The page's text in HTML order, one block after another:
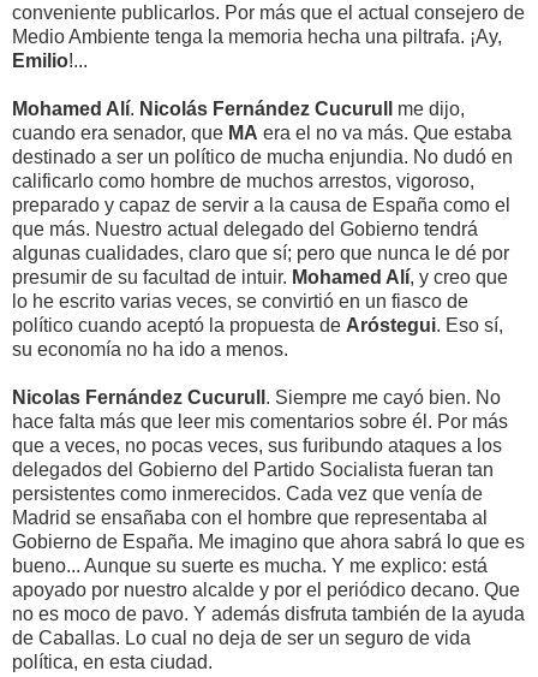
conveniente publicarlos. Por más que el actual consejero de
Medio Ambiente tenga la memoria hecha una piltrafa. ¡Ay,
Emilio!...
Mohamed Alí. Nicolás Fernández Cucurull me dijo,
cuando era senador, que MA era el no va más. Que estaba
destinado a ser un político de mucha enjundia. No dudó en
calificarlo como hombre de muchos arrestos, vigoroso,
preparado y capaz de servir a la causa de España como el
que más. Nuestro actual delegado del Gobierno tendrá
algunas cualidades, claro que sí; pero que nunca le dé por
presumir de su facultad de intuir. Mohamed Alí, y creo que
lo he escrito varias veces, se convirtió en un fiasco de
político cuando aceptó la propuesta de Aróstegui. Eso sí,
su economía no ha ido a menos.
Nicolas Fernández Cucurull . Siempre me cayó bien. No
hace falta más que leer mis comentarios sobre él. Por más
que a veces, no pocas veces, sus furibundo ataques a los
delegados del Gobierno del Partido Socialista fueran tan
persistentes como inmerecidos. Cada vez que venía de
Madrid se ensañaba con el hombre que representaba al
Gobierno de España. Me imagino que ahora sabrá lo que es
bueno... Aunque su suerte es mucha. Y me explico: está
apoyado por nuestro alcalde y por el periódico decano. Que
no es moco de pavo. Y además disfruta también de la ayuda
de Caballas. Lo cual no deja de ser un seguro de vida
política, en esta ciudad.